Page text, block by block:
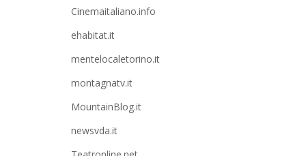
Cinemaitaliano.info
ehabitat.it
mentelocaletorino.it
montagnatv.it
MountainBlog.it
newsvda.it